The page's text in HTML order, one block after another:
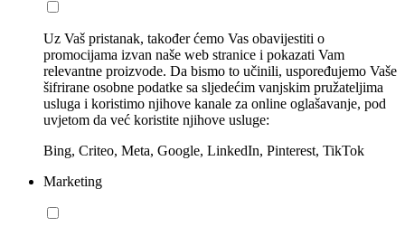
Uz Vaš pristanak, također ćemo Vas obavijestiti o
promocijama izvan naše web stranice i pokazati Vam
relevantne proizvode. Da bismo to učinili, uspoređujemo Vaše
šifrirane osobne podatke sa sljedećim vanjskim pružateljima
usluga i koristimo njihove kanale za online oglašavanje, pod
uvjetom da već koristite njihove usluge:
Bing, Criteo, Meta, Google, LinkedIn, Pinterest, TikTok
Marketing